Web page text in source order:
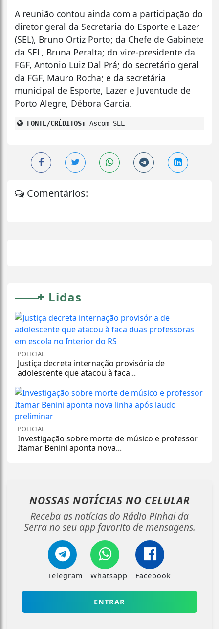
A reunião contou ainda com a participação do
diretor geral da Secretaria do Esporte e Lazer
(SEL), Bruno Ortiz Porto; da Chefe de Gabinete
da SEL, Bruna Peralta; do vice-presidente da
FGF, Antonio Luiz Dal Prá; do secretário geral
da FGF, Mauro Rocha; e da secretária
municipal de Esporte, Lazer e Juventude de
Porto Alegre, Débora Garcia.
FONTE/CRÉDITOS: Ascom SEL
Comentários:
+ Lidas
POLICIAL
Justiça decreta internação provisória de
adolescente que atacou à faca...
POLICIAL
Investigação sobre morte de músico e professor
Itamar Benini aponta nova...
NOSSAS NOTÍCIAS NO CELULAR
Receba as notícias do Rádio Pinhal da
Serra no seu app favorito de mensagens.
Telegram Whatsapp Facebook
ENTRAR